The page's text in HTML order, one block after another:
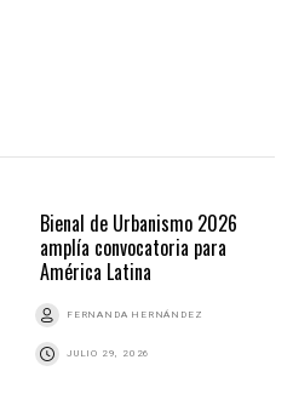
Bienal de Urbanismo 2026
amplía convocatoria para
América Latina
FERNANDA HERNÁNDEZ
JULIO 29, 2026